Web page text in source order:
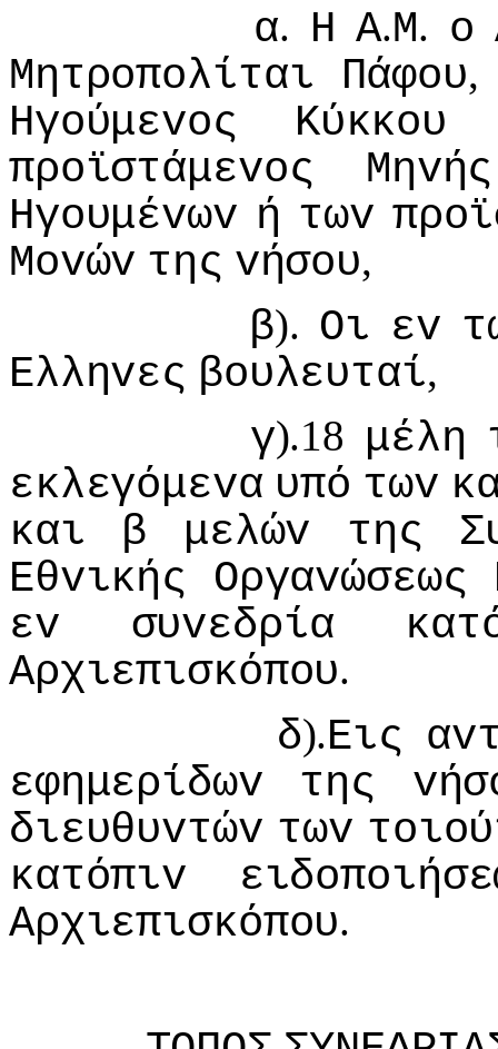
α. Η Α.Μ. o
Μητρoπoλίται
Πάφoυ
Ηγoύμεvoς
Κύκκoυ
πρoϊστάμεvoς
Μηvής
Ηγoυμέvωv ή τωv
Μovώv της vήσoυ,
β). Οι εv
Ελληvες βoυλευταί,
γ).18 μέλη
εκλεγόμεvα υπό τωv
και
β μελώv της
Εθvικής
Οργαvώσεως
εv
συvεδρία
Αρχιεπισκόπoυ.
δ).Εις
εφημερίδωv
της
διευθυvτώv τωv
κατόπιv
Αρχιεπισκόπoυ.